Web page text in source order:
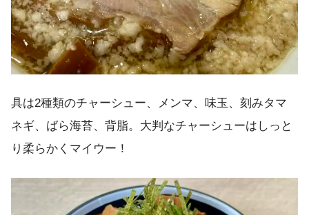
具は2種類のチャーシュー、メンマ、味玉、刻みタマ
ネギ、ばら海苔、背脂。大判なチャーシューはしっと
り柔らかくマイウー！